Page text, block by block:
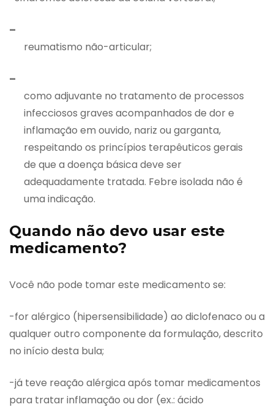
–
reumatismo não-articular;
–
como adjuvante no tratamento de processos
infecciosos graves acompanhados de dor e
inflamação em ouvido, nariz ou garganta,
respeitando os princípios terapêuticos gerais
de que a doença básica deve ser
adequadamente tratada. Febre isolada não é
uma indicação.
Quando não devo usar este
medicamento?
Você não pode tomar este medicamento se:
-for alérgico (hipersensibilidade) ao diclofenaco ou a
qualquer outro componente da formulação, descrito
no início desta bula;
-já teve reação alérgica após tomar medicamentos
para tratar inflamação ou dor (ex.: ácido